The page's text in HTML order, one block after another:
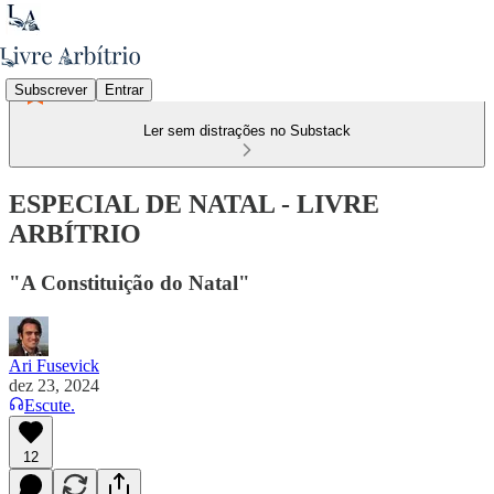
Subscrever Entrar
Ler sem distrações no Substack
ESPECIAL DE NATAL - LIVRE
ARBÍTRIO
"A Constituição do Natal"
Ari Fusevick
dez 23, 2024
Escute.
12